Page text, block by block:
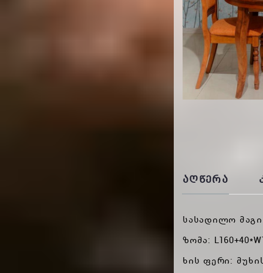
ᲐᲦᲬᲔᲠᲐ
სასადილო
ზომა:
ხის ფერი: